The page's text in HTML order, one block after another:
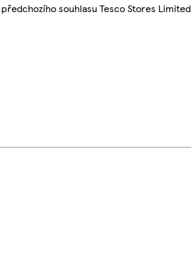
souhlasu Tesco Stores Limited